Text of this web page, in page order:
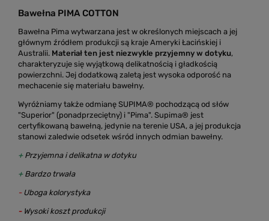
Bawełna PIMA COTTON
Bawełna Pima wytwarzana jest w określonych miejscach a jej
głównym źródłem produkcji są kraje Ameryki Łacińskiej i
Australii. Materiał ten jest niezwykle przyjemny w dotyku,
charakteryzuje się wyjątkową delikatnością i gładkością
powierzchni. Jej dodatkową zaletą jest wysoka odporość na
mechacenie się materiału bawełny.
Wyróżniamy także odmianę SUPIMA® pochodzącą od słów
"Superior" (ponadprzeciętny) i "Pima". Supima® jest
certyfikowaną bawełną, jedynie na terenie USA, a jej produkcja
stanowi zaledwie odsetek wśród innych odmian bawełny.
+ Przyjemna i delikatna w dotyku
+ Bardzo trwała
- Uboga kolorystyka
- Wysoki koszt produkcji